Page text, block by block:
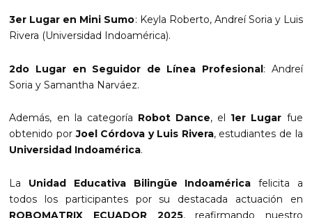
3er Lugar en Mini Sumo: Keyla Roberto, Andreí Soria y Luis
Rivera (Universidad Indoamérica).
2do Lugar en Seguidor de Línea Profesional: Andreí
Soria y Samantha Narváez.
Además, en la categoría Robot Dance, el 1er Lugar fue
obtenido porJoel Córdova y Luis Rivera, estudiantes de la
Universidad Indoamérica.
La Unidad Educativa Bilingüe Indoamérica felicita a
todos los participantes por su destacada actuación en
ROBOMATRIX ECUADOR 2025, reafirmando nuestro